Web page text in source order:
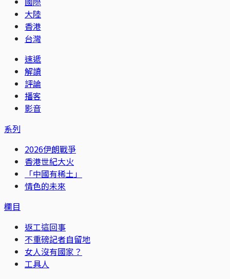
大陸
香港
台灣
速遞
解讀
評論
播客
影音
系列
2026伊朗戰爭
香港世紀大火
「中國有稀土」
情色的未來
欄目
返工這回事
不重磅記者自留地
女人沒有國家？
工具人